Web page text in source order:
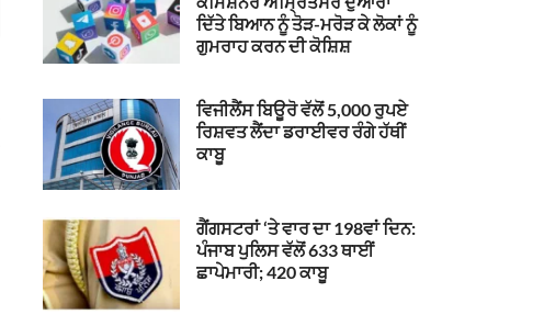
ਦਿੱਤੇ ਬਿਆਨ ਨੂੰ ਤੋੜ-ਮਰੋੜ ਕੇ ਲੋਕਾਂ ਨੂੰ
ਗੁਮਰਾਹ ਕਰਨ ਦੀ ਕੋਸ਼ਿਸ਼
ਵਿਜੀਲੈਂਸ ਬਿਊਰੋ ਵੱਲੋਂ 5,000 ਰੁਪਏ
ਰਿਸ਼ਵਤ ਲੈਂਦਾ ਡਰਾਈਵਰ ਰੰਗੇ ਹੱਥੀਂ
ਕਾਬੂ
ਗੈਂਗਸਟਰਾਂ ‘ਤੇ ਵਾਰ ਦਾ 198ਵਾਂ ਦਿਨ:
ਪੰਜਾਬ ਪੁਲਿਸ ਵੱਲੋਂ 633 ਥਾਈਂ
ਛਾਪੇਮਾਰੀ; 420 ਕਾਬੂ